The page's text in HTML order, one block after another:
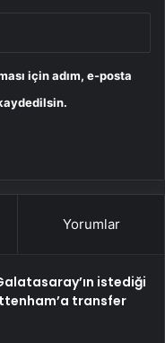
için adım, e-posta
Yorumlar
istediği
transfer